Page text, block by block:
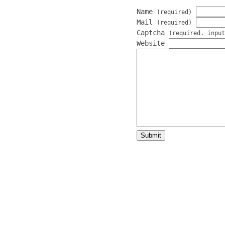
Name (required)
Mail (required)
Captcha (required.
Website